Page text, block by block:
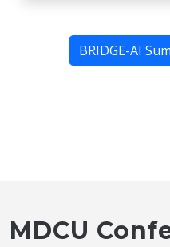
BRIDGE-AI
MDCU